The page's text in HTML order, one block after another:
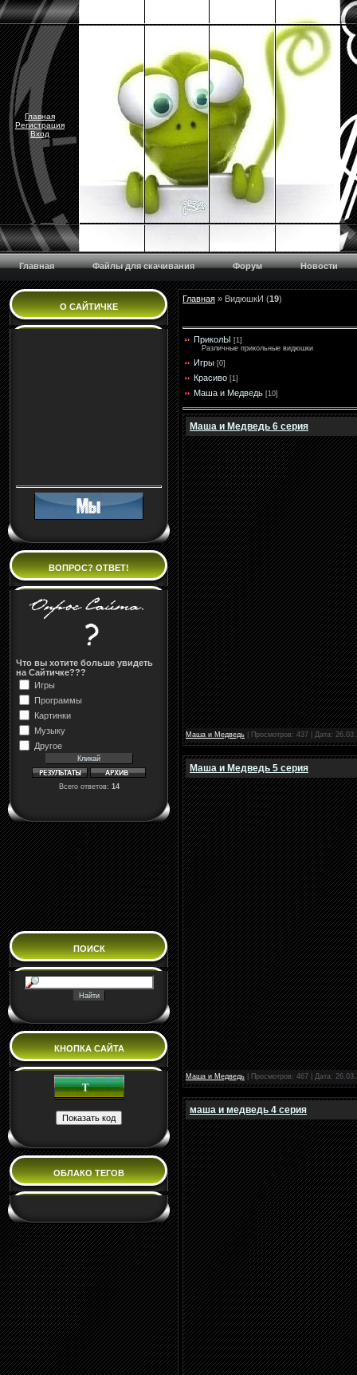
Главная
Регистрация
Вход
Главная Файлы для скачивания Форум Новости
О САЙТИЧКЕ
ВОПРОС? ОТВЕТ!
Что вы хотите больше увидеть
на Сайтичке???
Игры
Программы
Картинки
Музыку
Другое
Всего ответов: 14
ПОИСК
КНОПКА САЙТА
ОБЛАКО ТЕГОВ
Главная » ВидюшкИ (19)
ПриколЫ [1]
Различные прикольные видюшки
Игры [0]
Красиво [1]
Маша и Медведь [10]
Маша и Медведь 6 серия
Маша и Медведь | Просмотров: 437 | Дата:
Маша и Медведь 5 серия
Маша и Медведь | Просмотров: 467 | Дата:
маша и медведь 4 серия